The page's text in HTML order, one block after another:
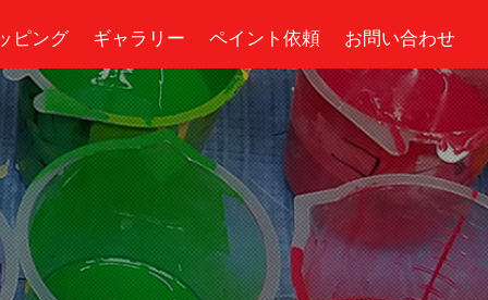
ピング ギャラリー ペイント依頼 お問い合わせ